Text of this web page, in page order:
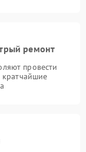
ремонт
провести
кратчайшие